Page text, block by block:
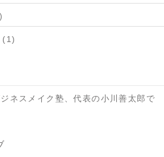
(1)
ネスメイク塾、代表の小川善太郎で